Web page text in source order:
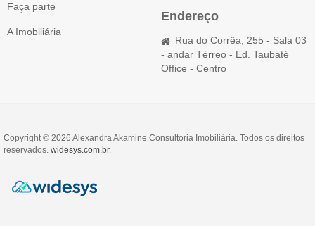
Faça parte
A Imobiliária
Endereço
Rua do Corrêa, 255 - Sala 03
- andar Térreo - Ed. Taubaté
Office - Centro
Copyright © 2026 Alexandra Akamine Consultoria Imobiliária. Todos os direitos
reservados. widesys.com.br.